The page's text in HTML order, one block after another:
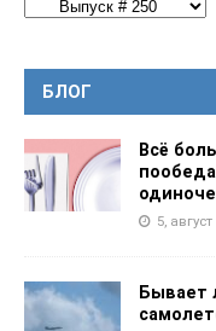
БЛОГ
Всё
5,
Бывает